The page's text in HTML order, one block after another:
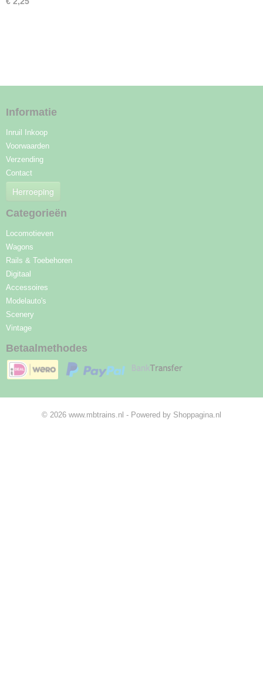
Informatie
Inruil Inkoop
Voorwaarden
Verzending
Contact
Herroeping
Categorieën
Locomotieven
Wagons
Rails & Toebehoren
Digitaal
Accessoires
Modelauto's
Scenery
Vintage
Betaalmethodes
© 2026 www.mbtrains.nl - Powered by Shoppagina.nl